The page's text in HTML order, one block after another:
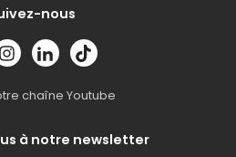
nous
chaîne Youtube
à notre newsletter